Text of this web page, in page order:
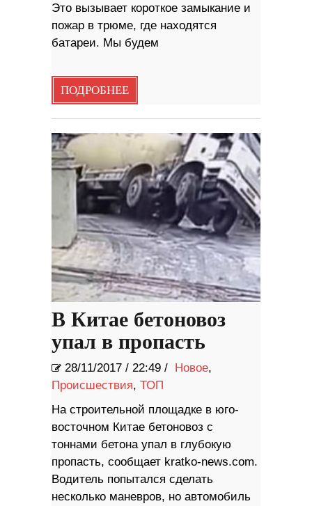
Это вызывает короткое замыкание и
пожар в трюме, где находятся
батареи. Мы будем
ПОДРОБНЕЕ
В Китае бетоновоз
упал в пропасть
28/11/2017 / 22:49 / Новое,
Происшествия, ТОП
На строительной площадке в юго-
восточном Китае бетоновоз с
тоннами бетона упал в глубокую
пропасть, сообщает kratko-news.com.
Водитель попытался сделать
несколько маневров, но автомобиль